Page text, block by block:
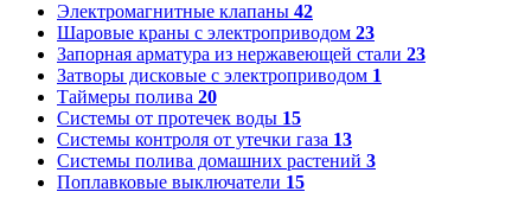
Электромагнитные клапаны 42
Шаровые краны с электроприводом 23
Запорная арматура из нержавеющей стали 23
Затворы дисковые с электроприводом 1
Таймеры полива 20
Системы от протечек воды 15
Системы контроля от утечки газа 13
Системы полива домашних растений 3
Поплавковые выключатели 15